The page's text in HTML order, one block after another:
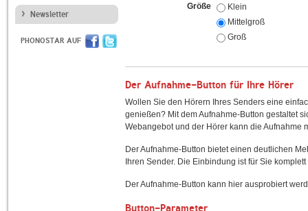
Newsletter
PHONOSTAR AUF
Größe
Klein
Mittelgroß
Groß
Der Aufnahme-Button für Ihre Hörer
Wollen Sie den Hörern Ihres Senders eine
genießen? Mit dem Aufnahme-Button gestaltet
Webangebot und der Hörer kann die Aufnahme
Der Aufnahme-Button bietet einen deutlichen
Ihren Sender. Die Einbindung ist für Sie
Der Aufnahme-Button kann hier ausprobiert
Button-Parameter